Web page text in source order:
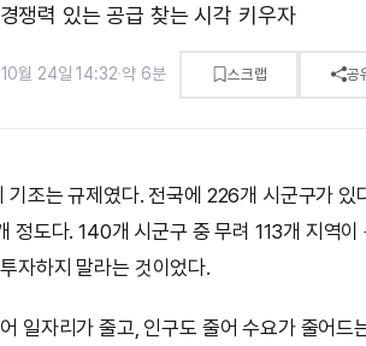
쟁력 있는 공급 찾는 시각 키우자
월 24일 14:32·약 6분 스크랩 공
조는 규제였다. 전국에 226개 시군구가 있
정도다. 140개 시군구 중 무려 113개 지역이
자하지 말라는 것이었다.
일자리가 줄고, 인구도 줄어 수요가 줄어드